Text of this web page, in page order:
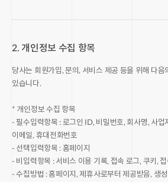
2. 개인정보 수집 항목
당사는 회원가입, 문의, 서비스 제공 등을 위해 다음
있습니다.
* 개인정보 수집 항목
- 필수입력항목 : 로그인 ID, 비밀번호, 회사명, 사업
이메일, 휴대전화번호
- 선택입력항목 : 홈페이지
- 비입력항목 : 서비스 이용 기록, 접속 로그, 쿠키,
- 수집방법 : 홈페이지, 제휴사로부터 제공받음, 생